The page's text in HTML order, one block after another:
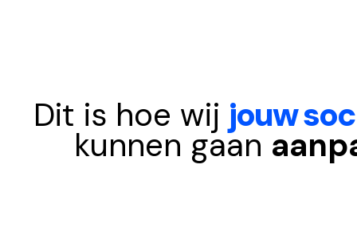
Dit is hoe wij jouw
kunnen gaan